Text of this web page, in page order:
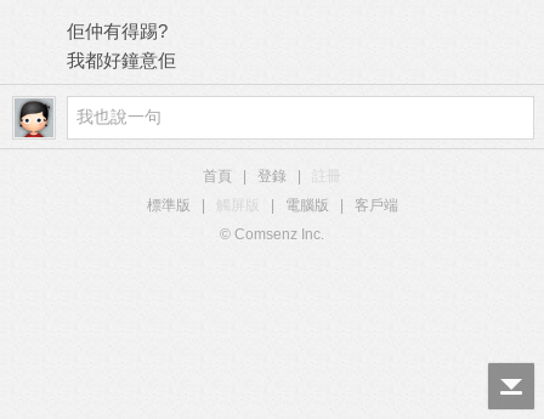
佢仲有得踢?
我都好鐘意佢
首頁 登錄
標準版
觸屏版 電腦版
客戶端
© Comsenz Inc.